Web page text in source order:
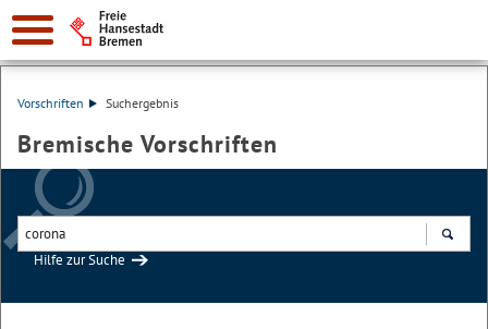
Vorschriften Suchergebnis
Bremische Vorschriften
Hilfe zur Suche